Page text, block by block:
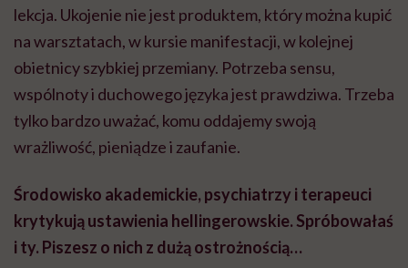
lekcja. Ukojenie nie jest produktem, który można kupić
na warsztatach, w kursie manifestacji, w kolejnej
obietnicy szybkiej przemiany. Potrzeba sensu,
wspólnoty i duchowego języka jest prawdziwa. Trzeba
tylko bardzo uważać, komu oddajemy swoją
wrażliwość, pieniądze i zaufanie.
Środowisko akademickie, psychiatrzy i terapeuci
krytykują ustawienia hellingerowskie. Spróbowałaś
i ty. Piszesz o nich z dużą ostrożnością…